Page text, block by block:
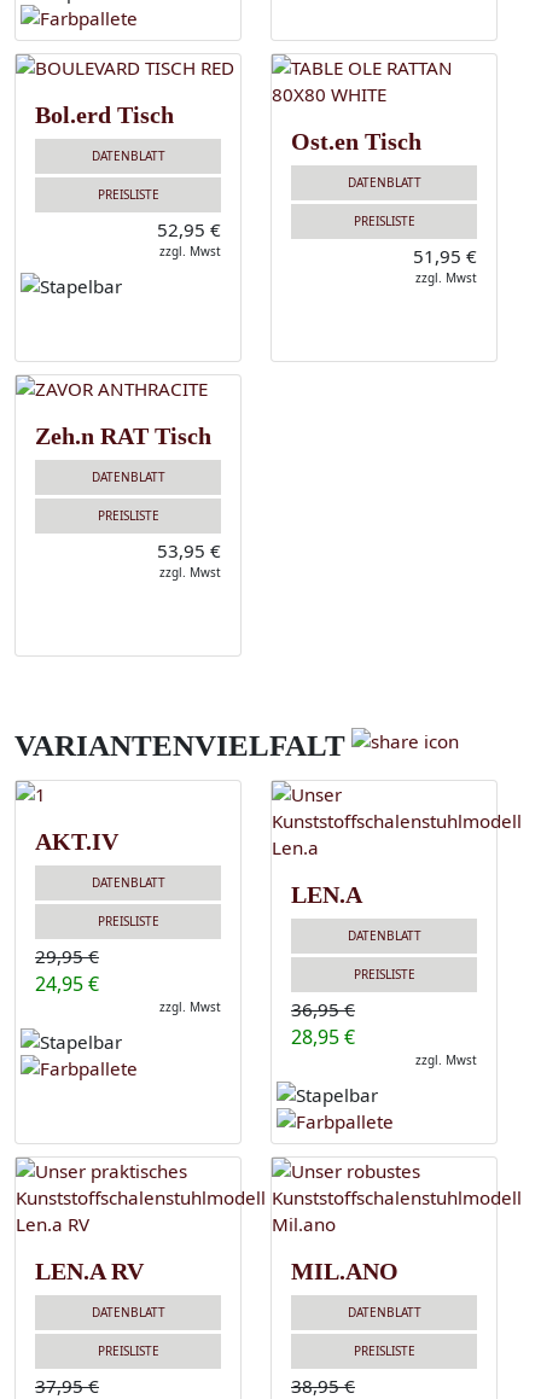
Bol.erd Tisch
DATENBLATT
PREISLISTE
52,95 €
zzgl. Mwst
Ost.en Tisch
DATENBLATT
PREISLISTE
51,95 €
zzgl. Mwst
Zeh.n RAT Tisch
DATENBLATT
PREISLISTE
53,95 €
zzgl. Mwst
VARIANTENVIELFALT
AKT.IV
DATENBLATT
PREISLISTE
29,95 €
24,95 €
zzgl. Mwst
LEN.A
DATENBLATT
PREISLISTE
36,95 €
28,95 €
zzgl. Mwst
LEN.A RV
DATENBLATT
PREISLISTE
37,95 €
MIL.ANO
DATENBLATT
PREISLISTE
38,95 €